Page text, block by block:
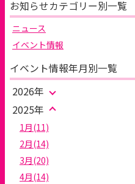
お知らせカテゴリー別一覧
ニュース
イベント情報
イベント情報年月別一覧
2026年
2025年
1月(11)
2月(14)
3月(20)
4月(14)